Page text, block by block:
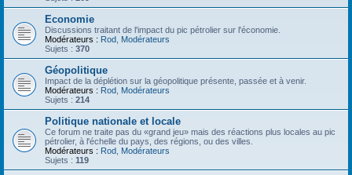
Economie
Discussions traitant de l'impact du pic pétrolier sur l'économie.
Modérateurs : Rod Modérateurs
Sujets : 370
Géopolitique
Impact de la déplétion sur la géopolitique présente, passée et à venir.
Modérateurs : Rod Modérateurs
Sujets : 214
Politique nationale et locale
Ce forum ne traite pas du «grand jeu» mais des réactions plus locales au pic
pétrolier, à l'échelle du pays, des régions, ou des villes.
Modérateurs : Rod Modérateurs
Sujets : 119